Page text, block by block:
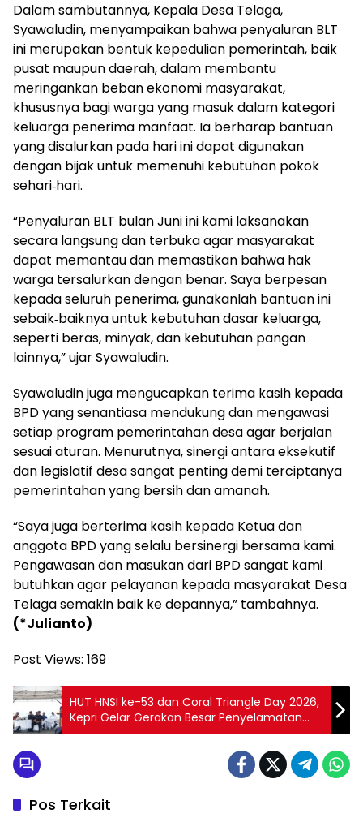
Dalam sambutannya, Kepala Desa Telaga,
Syawaludin, menyampaikan bahwa penyaluran BLT
ini merupakan bentuk kepedulian pemerintah, baik
pusat maupun daerah, dalam membantu
meringankan beban ekonomi masyarakat,
khususnya bagi warga yang masuk dalam kategori
keluarga penerima manfaat. Ia berharap bantuan
yang disalurkan pada hari ini dapat digunakan
dengan bijak untuk memenuhi kebutuhan pokok
sehari‑hari.
“Penyaluran BLT bulan Juni ini kami laksanakan
secara langsung dan terbuka agar masyarakat
dapat memantau dan memastikan bahwa hak
warga tersalurkan dengan benar. Saya berpesan
kepada seluruh penerima, gunakanlah bantuan ini
sebaik‑baiknya untuk kebutuhan dasar keluarga,
seperti beras, minyak, dan kebutuhan pangan
lainnya,” ujar Syawaludin.
Syawaludin juga mengucapkan terima kasih kepada
BPD yang senantiasa mendukung dan mengawasi
setiap program pemerintahan desa agar berjalan
sesuai aturan. Menurutnya, sinergi antara eksekutif
dan legislatif desa sangat penting demi terciptanya
pemerintahan yang bersih dan amanah.
“Saya juga berterima kasih kepada Ketua dan
anggota BPD yang selalu bersinergi bersama kami.
Pengawasan dan masukan dari BPD sangat kami
butuhkan agar pelayanan kepada masyarakat Desa
Telaga semakin baik ke depannya,” tambahnya.
(*Julianto)
Post Views: 169
HUT HNSI ke-53 dan Coral Triangle Day 2026,
Kepri Gelar Gerakan Besar Penyelamatan
Laut
Pos Terkait